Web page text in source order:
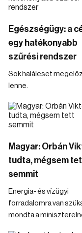
Egészségügy: a
egy hatékonyabb
szűrési rendszer
Sok haláleset
lenne.
Magyar: Orbán
tudta, mégsem
semmit
Energia- és vízügyi
forradalomra van
mondta a